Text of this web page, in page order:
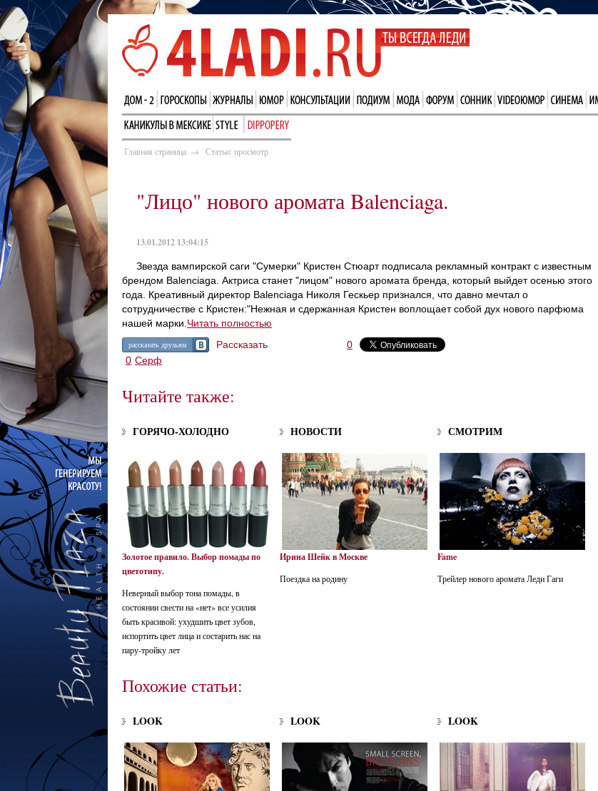
Главная страница → Статьи: просмотр
"Лицо" нового аромата Balenciaga.
13.01.2012 13:04:15
Звезда вампирской саги "Сумерки" Кристен Стюарт подписала рекламный контракт с известным
брендом Balenciaga. Актриса станет "лицом" нового аромата бренда, который выйдет осенью этого
года. Креативный директор Balenciaga Николя Гескьер признался, что давно мечтал о
сотрудничестве с Кристен:"Нежная и сдержанная Кристен воплощает собой дух нового парфюма
нашей марки. Читать полностью
рассказать друзьям Рассказать
0
0 Серф
Читайте также:
ГОРЯЧО-ХОЛОДНО
Золотое правило. Выбор помады по
цветотипу.
Неверный выбор тона помады, в
состоянии свести на «нет» все усилия
быть красивой: ухудшить цвет зубов,
испортить цвет лица и состарить нас на
пару-тройку лет
НОВОСТИ
Ирина Шейк в Москве
Поездка на родину
СМОТРИМ
Fame
Трейлер нового аромата Леди Гаги
Похожие статьи:
LOOK LOOK LOOK